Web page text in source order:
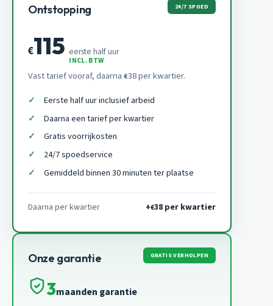
Ontstopping 24/7 SPOED
€115 eerste half uur
INCL. BTW
Vast tarief vooraf, daarna €38 per kwartier.
Eerste half uur inclusief arbeid
Daarna een tarief per kwartier
Gratis voorrijkosten
24/7 spoedservice
Gemiddeld binnen 30 minuten ter plaatse
Daarna per kwartier +€38 per kwartier
Onze garantie GRATIS VERHOLPEN
3maanden garantie